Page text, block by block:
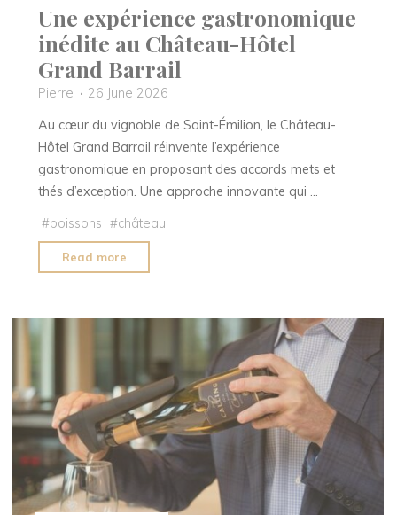
Une expérience gastronomique
inédite au Château-Hôtel
Grand Barrail
Pierre
26 June 2026
Au cœur du vignoble de Saint-Émilion, le Château-
Hôtel Grand Barrail réinvente l’expérience
gastronomique en proposant des accords mets et
thés d’exception. Une approche innovante qui …
#boissons #château
Read more
expérience
inédite
Hôtel
Grand
Barrail"